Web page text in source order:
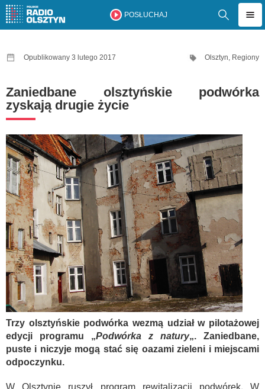
POSŁUCHAJ
Opublikowany 3 lutego 2017 Olsztyn, Regiony
Zaniedbane olsztyńskie podwórka
zyskają drugie życie
Trzy olsztyńskie podwórka wezmą udział w pilotażowej
edycji programu „Podwórka z natury„.
Zaniedbane,
puste i niczyje mogą stać się oazami zieleni i miejscami
odpoczynku.
W Olsztynie ruszył program rewitalizacji podwórek. W